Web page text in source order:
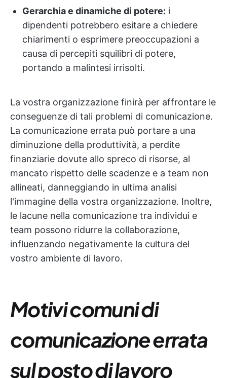
Gerarchia e dinamiche di potere: i
dipendenti potrebbero esitare a chiedere
chiarimenti o esprimere preoccupazioni a
causa di percepiti squilibri di potere,
portando a malintesi irrisolti.
La vostra organizzazione finirà per affrontare le
conseguenze di tali problemi di comunicazione.
La comunicazione errata può portare a una
diminuzione della produttività, a perdite
finanziarie dovute allo spreco di risorse, al
mancato rispetto delle scadenze e a team non
allineati, danneggiando in ultima analisi
l'immagine della vostra organizzazione. Inoltre,
le lacune nella comunicazione tra individui e
team possono ridurre la collaborazione,
influenzando negativamente la cultura del
vostro ambiente di lavoro.
Motivi comuni di
comunicazione errata
sul posto di lavoro